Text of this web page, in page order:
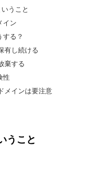
うこと
イン
する？
有し続ける
棄する
性
メインは要注意
うこと